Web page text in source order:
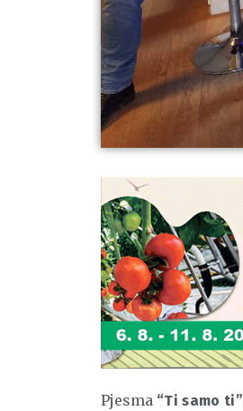
Pjesma “Ti samo ti”